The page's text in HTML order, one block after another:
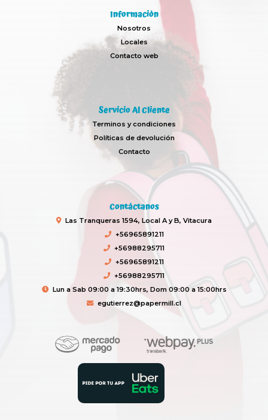
Información
Nosotros
Locales
Contacto web
Servicio Al Cliente
Terminos y condiciones
Políticas de devolución
Contacto
Contáctanos
Las Tranqueras 1594, Local A y B, Vitacura
+56965891211
+56988295711
+56965891211
+56988295711
Lun a Sab 09:00 a 19:30hrs, Dom 09:00 a 15:00hrs
egutierrez@papermill.cl